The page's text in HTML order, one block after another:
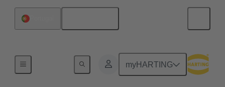
myHARTING